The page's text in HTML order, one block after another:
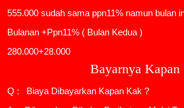
555.000 sudah sama ppn11% namun bulan
Bulanan +Ppn11% ( Bulan Kedua )
280.000+28.000
Bayarnya Kapan
Q : Biaya Dibayarkan Kapan Kak ?